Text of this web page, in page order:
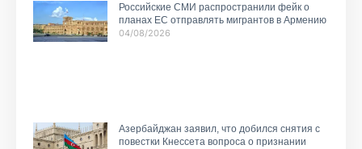
Российские СМИ распространили фейк о
планах ЕС отправлять мигрантов в Армению
04/08/2026
Азербайджан заявил, что добился снятия с
повестки Кнессета вопроса о признании